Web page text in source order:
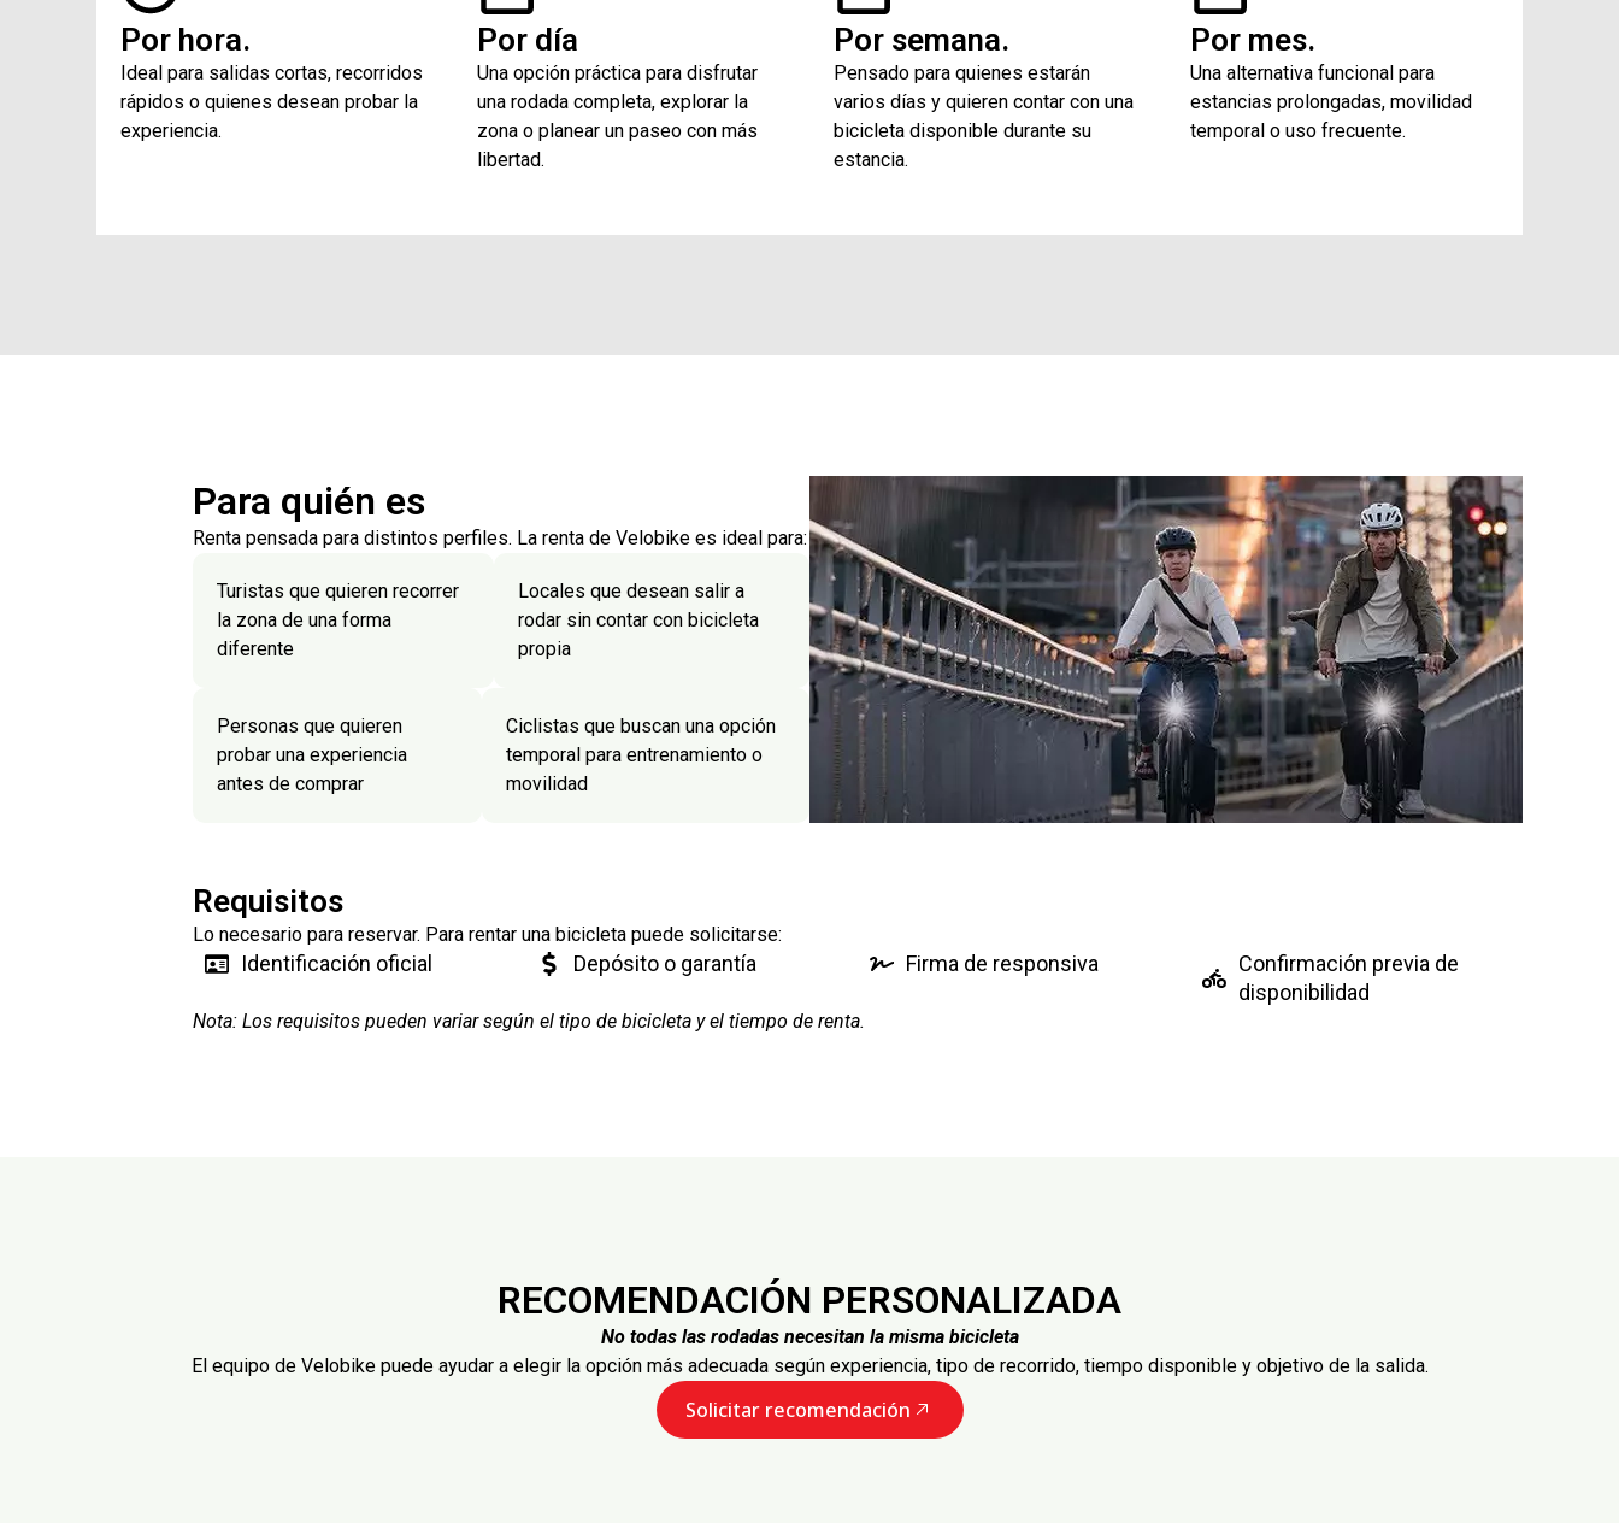
Por hora.
Ideal para salidas cortas, recorridos
rápidos o quienes desean probar la
experiencia.
Por día
Una opción práctica para disfrutar
una rodada completa, explorar la
zona o planear un paseo con más
libertad.
Por semana.
Pensado para quienes estarán
varios días y quieren contar con una
bicicleta disponible durante su
estancia.
Por mes.
Una alternativa funcional para
estancias prolongadas, movilidad
temporal o uso frecuente.
Para quién es
Renta pensada para distintos perfiles. La renta de Velobike es ideal para:
Turistas que quieren recorrer
la zona de una forma
diferente
Locales que desean salir a
rodar sin contar con bicicleta
propia
Personas que quieren
probar una experiencia
antes de comprar
Ciclistas que buscan una opción
temporal para entrenamiento o
movilidad
Requisitos
Lo necesario para reservar. Para rentar una bicicleta puede solicitarse:
Identificación oficial Depósito o garantía Firma de responsiva
Confirmación previa de
disponibilidad
Nota: Los requisitos pueden variar según el tipo de bicicleta y el tiempo de renta.
RECOMENDACIÓN PERSONALIZADA
No todas las rodadas necesitan la misma bicicleta
El equipo de Velobike puede ayudar a elegir la opción más adecuada según experiencia, tipo de recorrido, tiempo disponible y objetivo de la salida.
Solicitar recomendación